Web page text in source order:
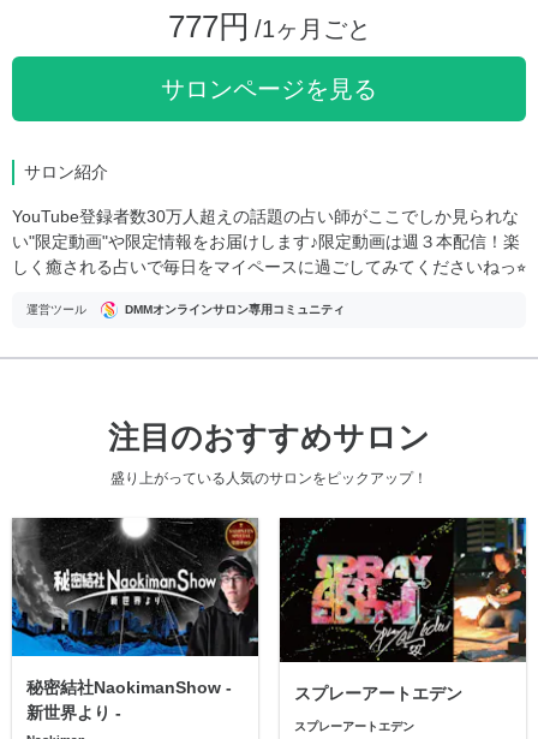
777円 /1ヶ月ごと
サロンページを見る
サロン紹介
YouTube登録者数30万人超えの話題の占い師がここでしか見られな
い"限定動画"や限定情報をお届けします♪限定動画は週３本配信！楽
しく癒される占いで毎日をマイペースに過ごしてみてくださいねっ⭐︎
運営ツール DMMオンラインサロン専用コミュニティ
注目のおすすめサロン
盛り上がっている人気のサロンをピックアップ！
秘密結社NaokimanShow -
新世界より -
スプレーアートエデン
スプレーアートエデン